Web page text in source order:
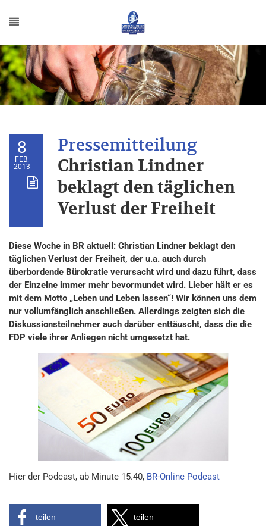
8
FEB.
2013
Christian Lindner
beklagt den täglichen
Verlust der Freiheit
Diese Woche in BR aktuell: Christian Lindner beklagt den
täglichen Verlust der Freiheit, der u.a. auch durch
überbordende Bürokratie verursacht wird und dazu führt, dass
der Einzelne immer mehr bevormundet wird. Lieber hält er es
mit dem Motto „Leben und Leben lassen“! Wir können uns dem
nur vollumfänglich anschließen. Allerdings zeigten sich die
Diskussionsteilnehmer auch darüber enttäuscht, dass die die
FDP viele ihrer Anliegen nicht umgesetzt hat.
Hier der Podcast, ab Minute 15.40, BR-Online Podcast
teilen teilen